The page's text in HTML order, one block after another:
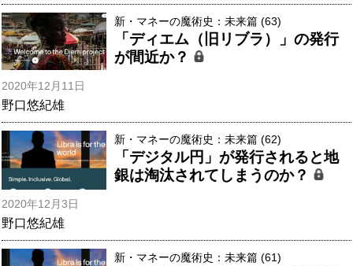
新・マネーの魔術史：未来篇 (63)
「ディエム（旧リブラ）」の発行
が間近か？
2020年12月11日
野口悠紀雄
新・マネーの魔術史：未来篇 (62)
「デジタル円」が発行されると地
銀は淘汰されてしまうのか？
2020年12月3日
野口悠紀雄
新・マネーの魔術史：未来篇 (61)